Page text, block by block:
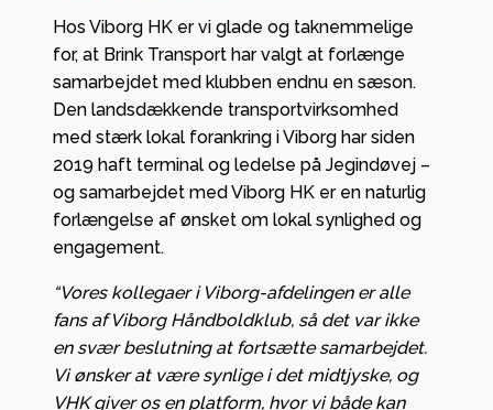
Hos Viborg HK er vi glade og taknemmelige
for, at Brink Transport har valgt at forlænge
samarbejdet med klubben endnu en sæson.
Den landsdækkende transportvirksomhed
med stærk lokal forankring i Viborg har siden
2019 haft terminal og ledelse på Jegindøvej –
og samarbejdet med Viborg HK er en naturlig
forlængelse af ønsket om lokal synlighed og
engagement.
“Vores kollegaer i Viborg-afdelingen er alle
fans af Viborg Håndboldklub, så det var ikke
en svær beslutning at fortsætte samarbejdet.
Vi ønsker at være synlige i det midtjyske, og
VHK giver os en platform, hvor vi både kan